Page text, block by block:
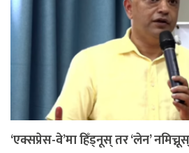
‘एक्सप्रेस-वे’मा हिँड्नूस् तर ‘लेन’